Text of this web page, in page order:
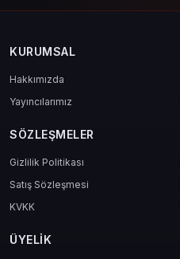
KURUMSAL
Hakkımızda
Yayıncılarımız
SÖZLEŞMELER
Gizlilik Politikası
Satış Sözleşmesi
KVKK
ÜYELIK